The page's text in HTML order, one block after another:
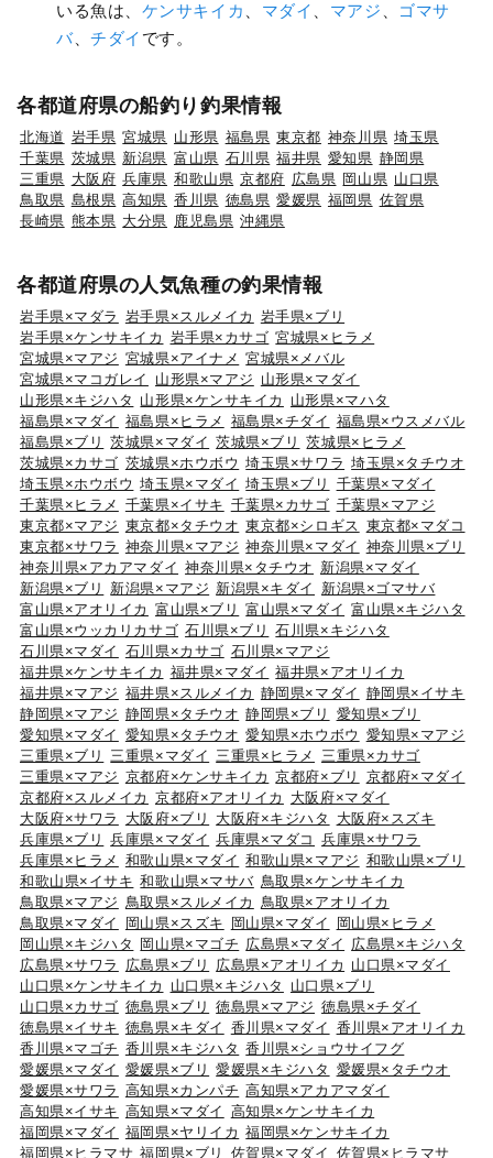
いる魚は、 ケンサキイカ マダイ マアジ
ゴマサ
バ、チダイ です。
各都道府県の船釣り釣果情報
北海道 岩手県 宮城県 山形県 福島県 東京都 神奈川県 埼玉県
千葉県 茨城県 新潟県 富山県 石川県 福井県 愛知県 静岡県
三重県 大阪府 兵庫県 和歌山県 京都府 広島県 岡山県 山口県
鳥取県 島根県 高知県 香川県 徳島県 愛媛県 福岡県 佐賀県
長崎県 熊本県 大分県 鹿児島県 沖縄県
各都道府県の人気魚種の釣果情報
岩手県×マダラ 岩手県×スルメイカ 岩手県×ブリ
岩手県×ケンサキイカ 岩手県×カサゴ 宮城県×ヒラメ
宮城県×マアジ 宮城県×アイナメ 宮城県×メバル
宮城県×マコガレイ
山形県×マアジ 山形県×マダイ
山形県×キジハタ 山形県×ケンサキイカ
山形県×マハタ
福島県×マダイ 福島県×ヒラメ 福島県×チダイ 福島県×ウスメバル
福島県×ブリ
茨城県×マダイ 茨城県×ブリ
茨城県×ヒラメ
茨城県×カサゴ 茨城県×ホウボウ 埼玉県×サワラ 埼玉県×タチウオ
埼玉県×ホウボウ 埼玉県×マダイ 埼玉県×ブリ
千葉県×マダイ
千葉県×ヒラメ 千葉県×イサキ 千葉県×カサゴ 千葉県×マアジ
東京都×マアジ 東京都×タチウオ 東京都×シロギス 東京都×マダコ
東京都×サワラ 神奈川県×マアジ 神奈川県×マダイ 神奈川県×ブリ
神奈川県×アカアマダイ 神奈川県×タチウオ 新潟県×マダイ
新潟県×ブリ
新潟県×マアジ 新潟県×キダイ
新潟県×ゴマサバ
富山県×アオリイカ 富山県×ブリ 富山県×マダイ 富山県×キジハタ
富山県×ウッカリカサゴ 石川県×ブリ
石川県×キジハタ
石川県×マダイ 石川県×カサゴ 石川県×マアジ
福井県×ケンサキイカ 福井県×マダイ 福井県×アオリイカ
福井県×マアジ 福井県×スルメイカ 静岡県×マダイ 静岡県×イサキ
静岡県×マアジ 静岡県×タチウオ 静岡県×ブリ
愛知県×ブリ
愛知県×マダイ 愛知県×タチウオ 愛知県×ホウボウ 愛知県×マアジ
三重県×ブリ
三重県×マダイ 三重県×ヒラメ
三重県×カサゴ
三重県×マアジ 京都府×ケンサキイカ 京都府×ブリ
京都府×マダイ
京都府×スルメイカ 京都府×アオリイカ
大阪府×マダイ
大阪府×サワラ
大阪府×ブリ 大阪府×キジハタ
大阪府×スズキ
兵庫県×ブリ
兵庫県×マダイ 兵庫県×マダコ
兵庫県×サワラ
兵庫県×ヒラメ 和歌山県×マダイ 和歌山県×マアジ 和歌山県×ブリ
和歌山県×イサキ 和歌山県×マサバ 鳥取県×ケンサキイカ
鳥取県×マアジ 鳥取県×スルメイカ 鳥取県×アオリイカ
鳥取県×マダイ
岡山県×スズキ 岡山県×マダイ
岡山県×ヒラメ
岡山県×キジハタ
岡山県×マゴチ 広島県×マダイ 広島県×キジハタ
広島県×サワラ
広島県×ブリ 広島県×アオリイカ 山口県×マダイ
山口県×ケンサキイカ
山口県×キジハタ
山口県×ブリ
山口県×カサゴ 徳島県×ブリ 徳島県×マアジ 徳島県×チダイ
徳島県×イサキ 徳島県×キダイ 香川県×マダイ 香川県×アオリイカ
香川県×マゴチ 香川県×キジハタ 香川県×ショウサイフグ
愛媛県×マダイ 愛媛県×ブリ 愛媛県×キジハタ 愛媛県×タチウオ
愛媛県×サワラ 高知県×カンパチ 高知県×アカアマダイ
高知県×イサキ 高知県×マダイ 高知県×ケンサキイカ
福岡県×マダイ 福岡県×ヤリイカ 福岡県×ケンサキイカ
福岡県×ヒラマサ 福岡県×ブリ 佐賀県×マダイ 佐賀県×ヒラマサ